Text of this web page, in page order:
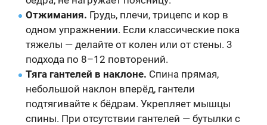
Отжимания. Грудь, плечи, трицепс и кор в
одном упражнении. Если классические пока
тяжелы — делайте от колен или от стены. 3
подхода по 8–12 повторений.
Тяга гантелей в наклоне. Спина прямая,
небольшой наклон вперёд, гантели
подтягивайте к бёдрам. Укрепляет мышцы
спины. При отсутствии гантелей — бутылки с